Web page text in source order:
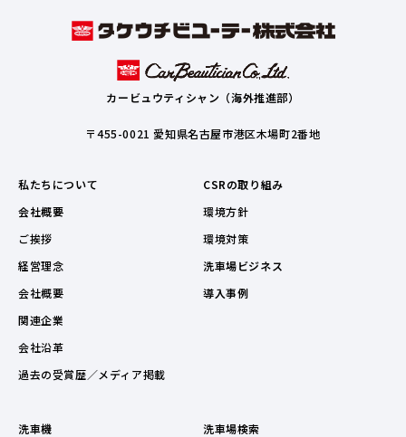
カービュウティシャン（海外推進部）
〒455-0021 愛知県名古屋市港区木場町2番地
私たちについて
会社概要
ご挨拶
経営理念
会社概要
関連企業
会社沿革
過去の受賞歴／メディア掲載
CSRの取り組み
環境方針
環境対策
洗車場ビジネス
導入事例
洗車機
洗車場検索